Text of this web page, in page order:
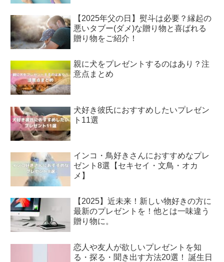
【2025年父の日】熨斗は必要？縁起の
悪いタブー(ダメ)な贈り物と喜ばれる
贈り物をご紹介！
親に犬をプレゼントするのはあり？注
意点まとめ
犬好き彼氏におすすめしたいプレゼン
ト11選
インコ・鳥好きさんにおすすめなプレ
ゼント8選【セキセイ・文鳥・オカ
メ】
【2025】近未来！新しい物好きの方に
最新のプレゼントを！他とは一味違う
贈り物に。
恋人や友人が欲しいプレゼントを知
る・探る・聞き出す方法20選！ 誕生日